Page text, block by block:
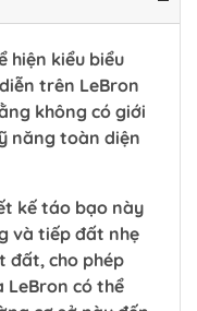
hiện kiểu biểu
trên LeBron
không có giới
năng toàn diện
kế táo bạo này
và tiếp đất nhẹ
đất, cho phép
LeBron có thể